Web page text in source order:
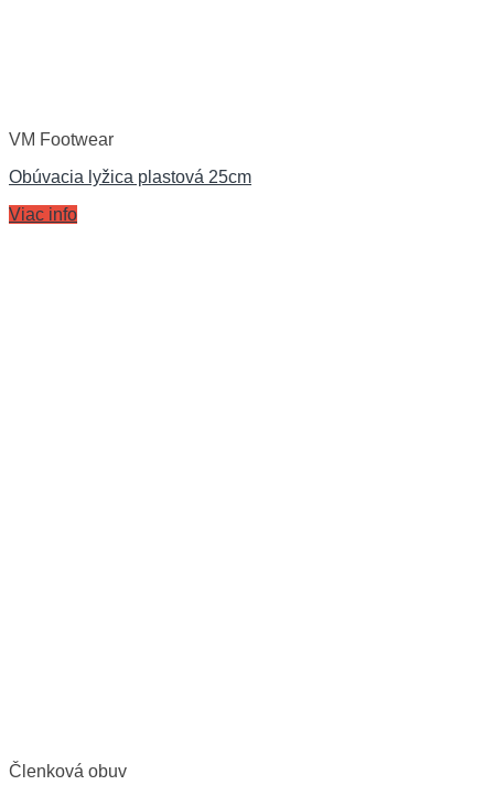
VM Footwear
Obúvacia lyžica plastová 25cm
Viac info
Členková obuv